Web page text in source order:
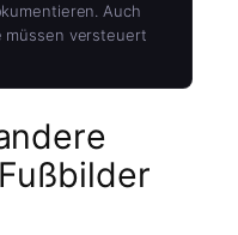
Auch
müssen versteuert